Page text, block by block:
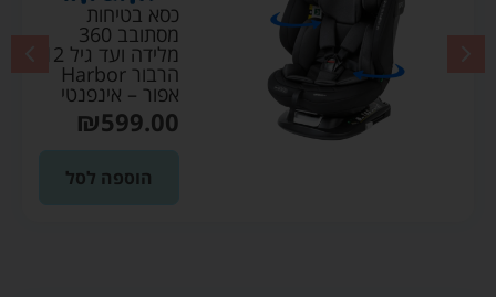
כסא בטיחות
מסתובב 360
מלידה ועד גיל 12
הרבור Harbor
אפור – אינפנטי
₪599.00
הוספה לסל